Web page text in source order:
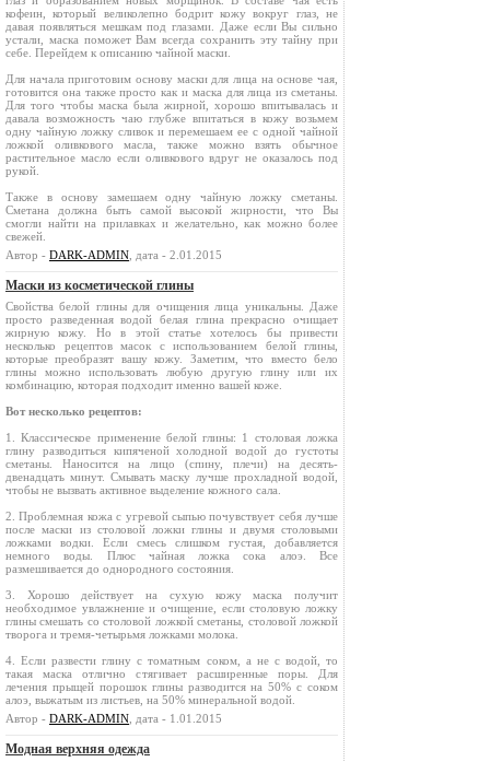
кофеин, который великолепно бодрит кожу вокруг глаз, не
давая появляться мешкам под глазами. Даже если Вы сильно
устали, маска поможет Вам всегда сохранить эту тайну при
себе. Перейдем к описанию чайной маски.
Для начала приготовим основу маски для лица на основе чая,
готовится она также просто как и маска для лица из сметаны.
Для того чтобы маска была жирной, хорошо впитывалась и
давала возможность чаю глубже впитаться в кожу возьмем
одну чайную ложку сливок и перемешаем ее с одной чайной
ложкой оливкового масла, также можно взять обычное
растительное масло если оливкового вдруг не оказалось под
рукой.
Также в основу замешаем одну чайную ложку сметаны.
Сметана должна быть самой высокой жирности, что Вы
смогли найти на прилавках и желательно, как можно более
свежей.
Автор - DARK-ADMIN , дата - 2.01.2015
Маски из косметической глины
Свойства белой глины для очищения лица уникальны. Даже
просто разведенная водой белая глина прекрасно очищает
жирную кожу. Но в этой статье хотелось бы привести
несколько рецептов масок с использованием белой глины,
которые преобразят вашу кожу. Заметим, что вместо бело
глины можно использовать любую другую глину или их
комбинацию, которая подходит именно вашей коже.
Вот несколько рецептов:
1. Классическое применение белой глины: 1 столовая ложка
глину разводиться кипяченой холодной водой до густоты
сметаны. Наносится на лицо (спину, плечи) на десять-
двенадцать минут. Смывать маску лучше прохладной водой,
чтобы не вызвать активное выделение кожного сала.
2. Проблемная кожа с угревой сыпью почувствует себя лучше
после маски из столовой ложки глины и двумя столовыми
ложками водки. Если смесь слишком густая, добавляется
немного воды. Плюс чайная ложка сока алоэ. Все
размешивается до однородного состояния.
3. Хорошо действует на сухую кожу маска получит
необходимое увлажнение и очищение, если столовую ложку
глины смешать со столовой ложкой сметаны, столовой ложкой
творога и тремя-четырьмя ложками молока.
4. Если развести глину с томатным соком, а не с водой, то
такая маска отлично стягивает расширенные поры. Для
лечения прыщей порошок глины разводится на 50% с соком
алоэ, выжатым из листьев, на 50% минеральной водой.
Автор - DARK-ADMIN , дата - 1.01.2015
Модная верхняя одежда